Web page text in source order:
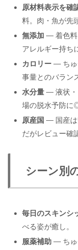
原材料表示を確
料。肉・魚が先
無添加 — 着色料
アレルギー持ち
カロリー — ちゅ
事量とのバラン
水分量 — 液状・
場の脱水予防に
原産国 — 国産は
だがレビュー確
シーン別
毎日のスキンシ
べる姿が癒し。
服薬補助 — ちゅ